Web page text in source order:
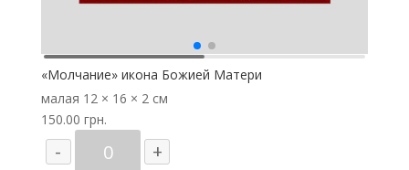
«Молчание» икона Божией Матери
малая 12 × 16 × 2 см
150.00 грн.
-
Количество
товара
+